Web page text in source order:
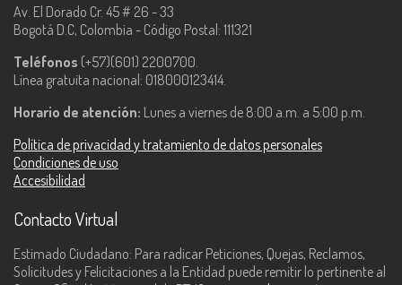
Av. El Dorado Cr. 45 # 26 - 33
Bogotá D.C, Colombia - Código Postal: 111321
Teléfonos (+57)(601) 2200700.
Línea gratuita nacional: 018000123414.
Horario de atención: Lunes a viernes de 8:00 a.m. a 5:00 p.m.
Política de privacidad y tratamiento de datos personales
Condiciones de uso
Accesibilidad
Contacto Virtual
Estimado Ciudadano: Para radicar Peticiones, Quejas, Reclamos,
Solicitudes y Felicitaciones a la Entidad puede remitir lo pertinente al